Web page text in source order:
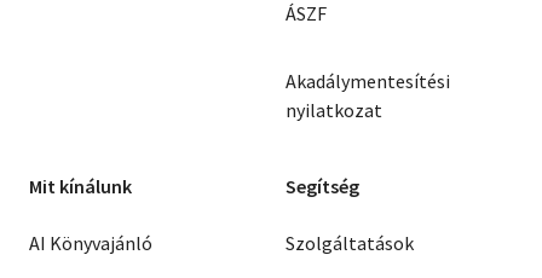
ÁSZF
Akadálymentesítési
nyilatkozat
Mit kínálunk
AI Könyvajánló
Segítség
Szolgáltatások